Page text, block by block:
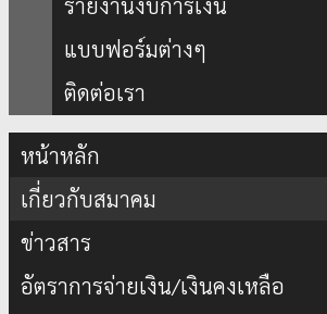
แบบฟอร์มต่างๆ
ติดต่อเรา
หน้าหลัก
เกี่ยวกับสมาคม
ข่าวสาร
อัตราการจ่ายเงิน/เงินคงเหลือ